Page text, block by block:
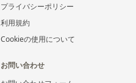
プライバシーポリシー
利用規約
Cookieの使用について
お問い合わせ